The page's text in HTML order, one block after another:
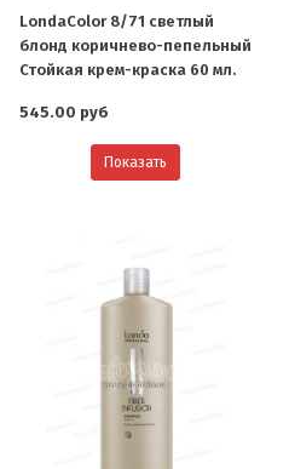
LondaColor 8/71 светлый
блонд коричнево-пепельный
Стойкая крем-краска 60 мл.
545.00 руб
Показать